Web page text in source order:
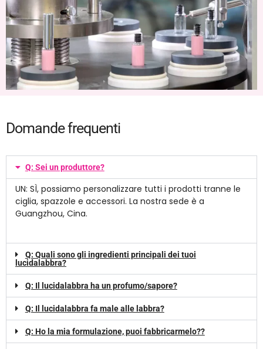
Domande frequenti
Q: Sei un produttore?
UN: SÌ, possiamo personalizzare tutti i prodotti tranne le
ciglia, spazzole e accessori. La nostra sede è a
Guangzhou, Cina.
Q: Quali sono gli ingredienti principali dei tuoi
lucidalabbra?
Q: Il lucidalabbra ha un profumo/sapore?
Q: Il lucidalabbra fa male alle labbra?
Q: Ho la mia formulazione, puoi fabbricarmelo??